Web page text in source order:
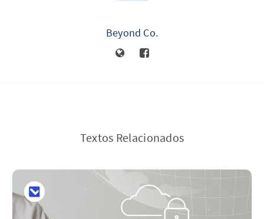
Beyond Co.
Textos Relacionados